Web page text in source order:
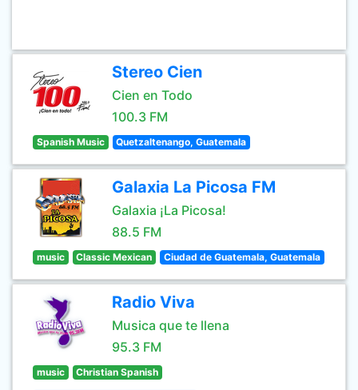
Stereo Cien
Cien en Todo
100.3 FM
Spanish Music Quetzaltenango, Guatemala
Galaxia La Picosa FM
Galaxia ¡La Picosa!
88.5 FM
music Classic Mexican Ciudad de Guatemala, Guatemala
Radio Viva
Musica que te llena
95.3 FM
music Christian Spanish